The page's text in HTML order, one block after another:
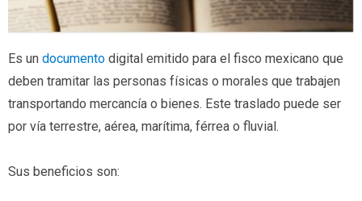
Es un documento digital emitido para el fisco mexicano que
deben tramitar las personas físicas o morales que trabajen
transportando mercancía o bienes. Este traslado puede ser
por vía terrestre, aérea, marítima, férrea o fluvial.
Sus beneficios son: